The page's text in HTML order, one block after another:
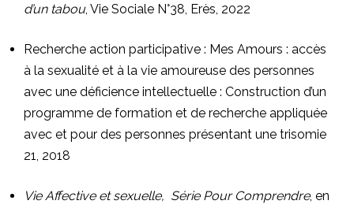
d’un tabou, Vie Sociale N°38, Erès, 2022
Recherche action participative : Mes Amours : accès
à la sexualité et à la vie amoureuse des personnes
avec une déficience intellectuelle : Construction d’un
programme de formation et de recherche appliquée
avec et pour des personnes présentant une trisomie
21, 2018
Vie Affective et sexuelle, Série Pour Comprendre, en